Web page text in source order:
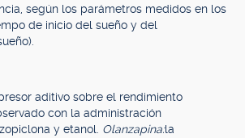
según los parámetros medidos en los
de inicio del sueño y del
aditivo sobre el rendimiento
con la administración
y etanol. Olanzapina:la